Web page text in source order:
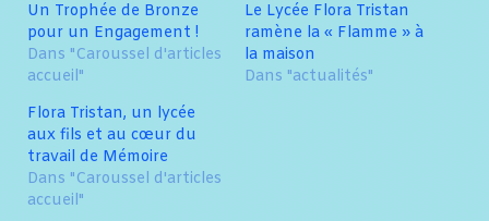
Un Trophée de Bronze
pour un Engagement !
Dans "Caroussel d'articles
accueil"
Le Lycée Flora Tristan
ramène la « Flamme » à
la maison
Dans "actualités"
Flora Tristan, un lycée
aux fils et au cœur du
travail de Mémoire
Dans "Caroussel d'articles
accueil"